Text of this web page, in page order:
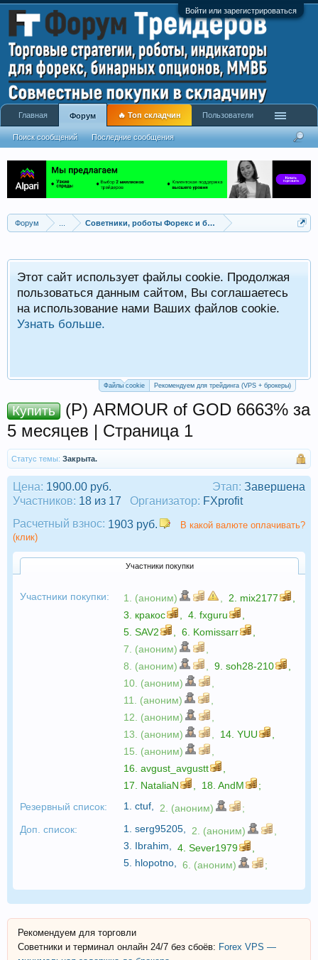
Войти или зарегистрироваться
Форум Советники, роботы Форекс и бинарных опционов
Этот сайт использует файлы cookie. Продолжая
пользоваться данным сайтом, Вы соглашаетесь
на использование нами Ваших файлов cookie.
Узнать больше.
Файлы cookie Рекомендуем для трейдинга (VPS + брокеры)
Купить
(Р) ARMOUR of GOD 6663% за
5 месяцев | Страница 1
Статус темы: Закрыта.
Этап: Завершена
Цена: 1900.00 руб.
Участников: 18 из 17 Организатор: FXprofit
Расчетный взнос: 1903 руб.
В какой валюте оплачивать?
(клик)
Участники покупки
Участники покупки: 1. (аноним) 2. mix2177
3. кракос 4. fxguru
5. SAV2 6. Komissarr
7. (аноним)
8. (аноним)
9. soh28-210
10. (аноним)
11. (аноним)
12. (аноним)
13. (аноним)
14. YUU
15. (аноним)
16. avgust_avgustt
17. NataliaN 18. AndM
;
Резервный список:
1. ctuf 2. (аноним)
;
Доп. список:
1. serg95205 2. (аноним)
3. Ibrahim 4. Sever1979
5. hlopotno 6. (аноним) ;
Рекомендуем для торговли
Советники и терминал онлайн 24/7 без сбоёв: Forex VPS —
Главная Форум
Поиск сообщений Последние сообщения
🔥 Топ складчин Пользователи